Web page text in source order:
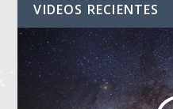
VIDEOS RECIENTES